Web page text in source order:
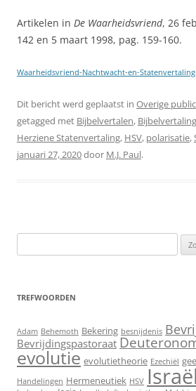
Artikelen in De Waarheidsvriend, 26
142 en 5 maart 1998, pag. 159-160.
Waarheidsvriend-Nachtwacht-en-
Dit bericht werd geplaatst in Overige
getagged met Bijbelvertalen, Bijbelvertaling
Herziene Statenvertaling, HSV, polarisatie,
januari 27, 2020door M.J. Paul.
naar:
TREFWOORDEN
Adam Behemoth Bekering besnijdenis
Bevrijdingspastoraat
evolutie evolutietheorie Ezechiël
Handelingen Hermeneutiek HSV Israël